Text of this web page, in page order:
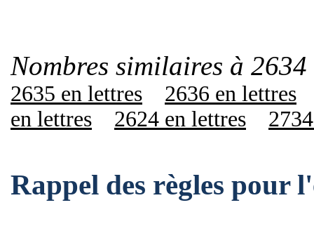
Nombres similaires à
2635 en lettres
2636 en lettres
en lettres
2624 en lettres
Rappel des règles pour